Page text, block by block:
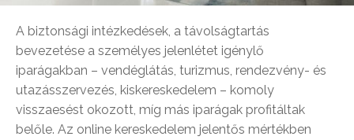
A biztonsági intézkedések, a távolságtartás
bevezetése a személyes jelenlétet igénylő
iparágakban – vendéglátás, turizmus, rendezvény- és
utazásszervezés, kiskereskedelem – komoly
visszaesést okozott, míg más iparágak profitáltak
belőle. Az online kereskedelem jelentős mértékben